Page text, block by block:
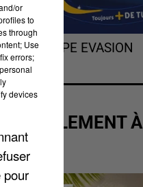
EVASION
ACTUELLEMENT À
or
to
through
Use
errors;
devices
pour